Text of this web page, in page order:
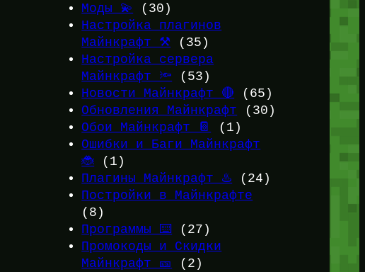
Моды 💫
(30)
Настройка плагинов
Майнкрафт ⚒️ (35)
Настройка сервера
Майнкрафт 🔦 (53)
Новости Майнкрафт 🔴 (65)
Обновления Майнкрафт (30)
Обои Майнкрафт 📔
(1)
Ошибки и Баги Майнкрафт
🐞 (1)
Плагины Майнкрафт ♨️ (24)
Постройки в Майнкрафте
(8)
Программы ⌨️
(27)
Промокоды и Скидки
Майнкрафт 🎫
(2)